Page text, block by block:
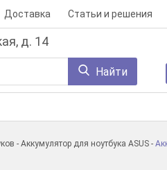
Доставка Статьи и решения
д. 14
Найти
- Аккумулятор для ноутбука ASUS -